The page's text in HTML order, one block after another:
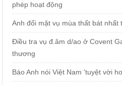
phép hoạt động
Anh đối mặt vụ mùa thất bát nhất
Điều tra vụ đ.âm d/ao ở Covent
thương
Báo Anh nói Việt Nam 'tuyệt vời